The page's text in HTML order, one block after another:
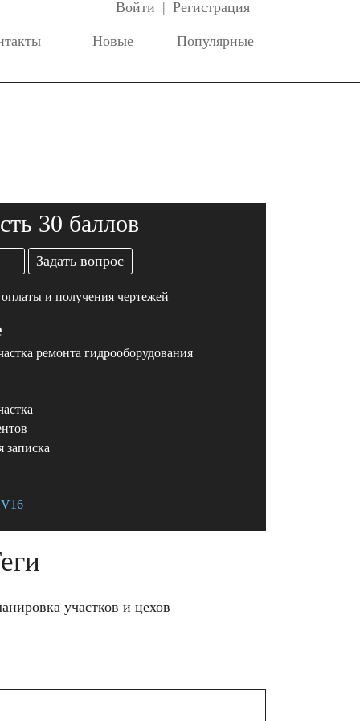
Войти | Регистрация
Новые Популярные
30 баллов
Задать вопрос
и получения чертежей
ремонта гидрооборудования
записка
участков и цехов